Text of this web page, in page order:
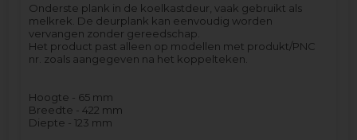
Onderste plank in de koelkastdeur, vaak gebruikt als
melkrek. De deurplank kan eenvoudig worden
vervangen zonder gereedschap.
Het product past alleen op modellen met produkt/PNC
nr. zoals aangegeven na het koppelteken.
Hoogte - 65 mm
Breedte - 422 mm
Diepte - 123 mm